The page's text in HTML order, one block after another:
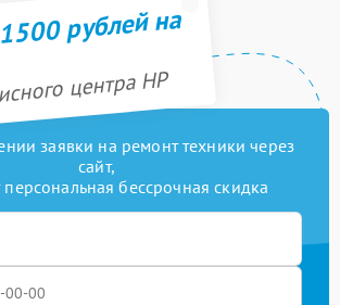
рублей на
центра HP
заявки на ремонт техники через
сайт,
персональная бессрочная скидка